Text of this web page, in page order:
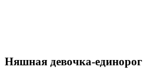
Няшная девочка-единорог